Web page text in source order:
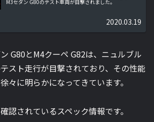
M3セダン G80のテスト車両が目撃されました。
2020.03.19
G80とM4クーペ G82は、ニュルブル
スト走行が目撃されており、その性能
々に明らかになってきています。
認されているスペック情報です。